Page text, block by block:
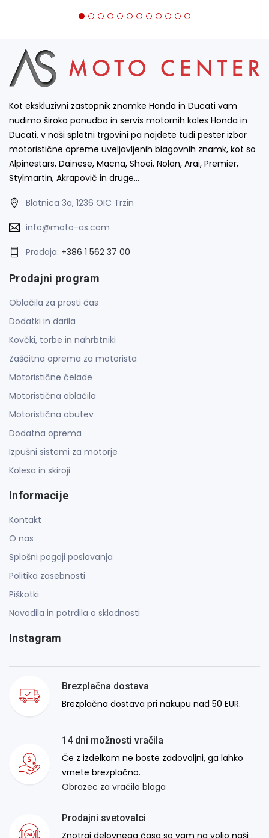
Kot ekskluzivni zastopnik znamke Honda in Ducati vam
nudimo široko ponudbo in servis motornih koles Honda in
Ducati, v naši spletni trgovini pa najdete tudi pester izbor
motoristične opreme uveljavljenih blagovnih znamk, kot so
Alpinestars, Dainese, Macna, Shoei, Nolan, Arai, Premier,
Stylmartin, Akrapovič in druge…
Blatnica 3a, 1236 OIC Trzin
info@moto-as.com
Prodaja: +386 1 562 37 00
Prodajni program
Oblačila za prosti čas
Dodatki in darila
Kovčki, torbe in nahrbtniki
Zaščitna oprema za motorista
Motoristične čelade
Motoristična oblačila
Motoristična obutev
Dodatna oprema
Izpušni sistemi za motorje
Kolesa in skiroji
Informacije
Kontakt
O nas
Splošni pogoji poslovanja
Politika zasebnosti
Piškotki
Navodila in potrdila o skladnosti
Instagram
Brezplačna dostava
Brezplačna dostava pri nakupu nad 50 EUR.
14 dni možnosti vračila
Če z izdelkom ne boste zadovoljni, ga lahko
vrnete brezplačno.
Obrazec za vračilo blaga
Prodajni svetovalci
Znotraj delovnega časa so vam na voljo naši